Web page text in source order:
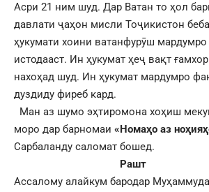
Асри 21 ним шуд. Дар Ватан то ҳол
давлати ҷаҳон мисли Тоҷикистон
ҳукумати хоини ватанфурӯш
истодааст. Ин ҳукумат ҳеҷ вақт
нахоҳад шуд. Ин ҳукумат мардумро
дуздиду фиреб кард.
Ман аз шумо эҳтиромона хоҳиш
моро дар барномаи «Номаҳо аз
Сарбаланду саломат бошед.
Рашт
Ассалому алайкум бародар